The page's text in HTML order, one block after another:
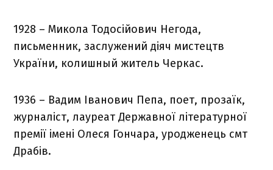
1928 – Микола Тодосійович Негода,
письменник, заслужений діяч мистецтв
України, колишный житель Черкас.
1936 – Вадим Іванович Пепа, поет, прозаїк,
журналіст, лауреат Державної літературної
премії імені Олеся Гончара, уродженець смт
Драбів.